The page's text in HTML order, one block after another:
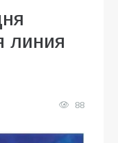
линия
88